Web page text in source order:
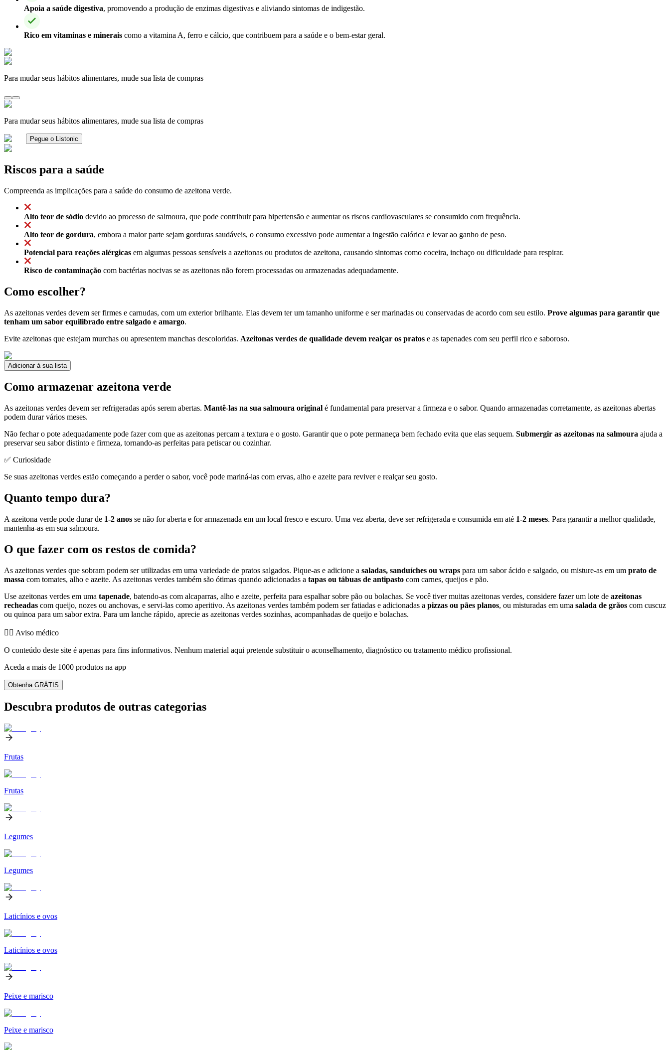
Apoia a saúde digestiva, promovendo a produção de enzimas digestivas e aliviando sintomas de indigestão.
Rico em vitaminas e minerais como a vitamina A, ferro e cálcio, que contribuem para a saúde e o bem-estar geral.
Para mudar seus hábitos alimentares, mude sua lista de compras
Para mudar seus hábitos alimentares, mude sua lista de compras
Pegue o Listonic
Riscos para a saúde
Compreenda as implicações para a saúde do consumo de azeitona verde.
Alto teor de sódio devido ao processo de salmoura, que pode contribuir para hipertensão e aumentar os riscos cardiovasculares se consumido com frequência.
Alto teor de gordura, embora a maior parte sejam gorduras saudáveis, o consumo excessivo pode aumentar a ingestão calórica e levar ao ganho de peso.
Potencial para reações alérgicas em algumas pessoas sensíveis a azeitonas ou produtos de azeitona, causando sintomas como coceira, inchaço ou dificuldade para respirar.
Risco de contaminação com bactérias nocivas se as azeitonas não forem processadas ou armazenadas adequadamente.
Como escolher?
As azeitonas verdes devem ser firmes e carnudas, com um exterior brilhante. Elas devem ter um tamanho uniforme e ser marinadas ou conservadas de acordo com seu estilo. Prove algumas para garantir que
tenham um sabor equilibrado entre salgado e amargo.
Evite azeitonas que estejam murchas ou apresentem manchas descoloridas. Azeitonas verdes de qualidade devem realçar os pratos e as tapenades com seu perfil rico e saboroso.
Adicionar à sua lista
Como armazenar azeitona verde
As azeitonas verdes devem ser refrigeradas após serem abertas. Mantê-las na sua salmoura original é fundamental para preservar a firmeza e o sabor. Quando armazenadas corretamente, as azeitonas abertas
podem durar vários meses.
Não fechar o pote adequadamente pode fazer com que as azeitonas percam a textura e o gosto. Garantir que o pote permaneça bem fechado evita que elas sequem. Submergir as azeitonas na salmoura ajuda a
preservar seu sabor distinto e firmeza, tornando-as perfeitas para petiscar ou cozinhar.
✅ Curiosidade
Se suas azeitonas verdes estão começando a perder o sabor, você pode mariná-las com ervas, alho e azeite para reviver e realçar seu gosto.
Quanto tempo dura?
A azeitona verde pode durar de 1-2 anos se não for aberta e for armazenada em um local fresco e escuro. Uma vez aberta, deve ser refrigerada e consumida em até 1-2 meses. Para garantir a melhor qualidade,
mantenha-as em sua salmoura.
O que fazer com os restos de comida?
As azeitonas verdes que sobram podem ser utilizadas em uma variedade de pratos salgados. Pique-as e adicione a saladas, sanduíches ou wraps para um sabor ácido e salgado, ou misture-as em um prato de
massa com tomates, alho e azeite. As azeitonas verdes também são ótimas quando adicionadas a tapas ou tábuas de antipasto com carnes, queijos e pão.
Use azeitonas verdes em uma tapenade, batendo-as com alcaparras, alho e azeite, perfeita para espalhar sobre pão ou bolachas. Se você tiver muitas azeitonas verdes, considere fazer um lote de azeitonas
recheadas com queijo, nozes ou anchovas, e servi-las como aperitivo. As azeitonas verdes também podem ser fatiadas e adicionadas a pizzas ou pães planos, ou misturadas em uma salada de grãos com cuscuz
ou quinoa para um sabor extra. Para um lanche rápido, aprecie as azeitonas verdes sozinhas, acompanhadas de queijo e bolachas.
👨‍⚕️️ Aviso médico
O conteúdo deste site é apenas para fins informativos. Nenhum material aqui pretende substituir o aconselhamento, diagnóstico ou tratamento médico profissional.
Aceda a mais de 1000 produtos na app
Obtenha GRÁTIS
Descubra produtos de outras categorias
Frutas
Frutas
Legumes
Legumes
Laticínios e ovos
Laticínios e ovos
Peixe e marisco
Peixe e marisco